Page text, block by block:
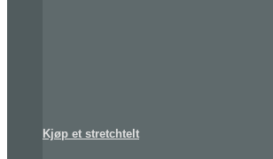
Kjøp et stretchtelt